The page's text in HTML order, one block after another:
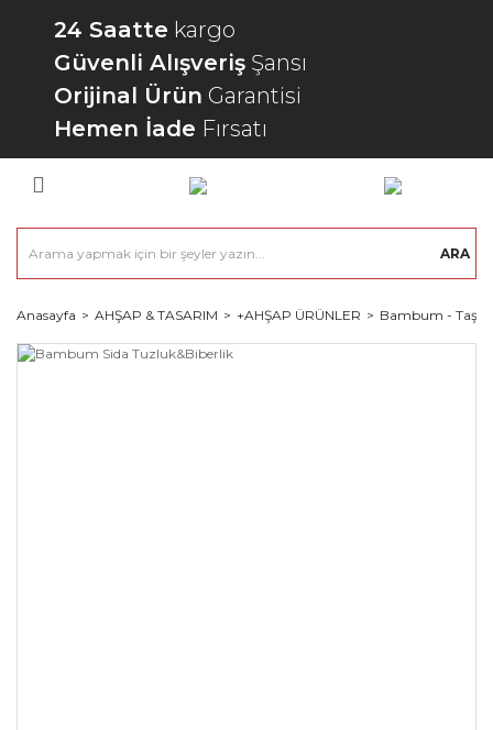
24 Saatte kargo
Güvenli Alışveriş Şansı
Orijinal Ürün Garantisi
Hemen İade Fırsatı
ARA
Anasayfa AHŞAP & TASARIM +AHŞAP ÜRÜNLER Bambum - Taşev